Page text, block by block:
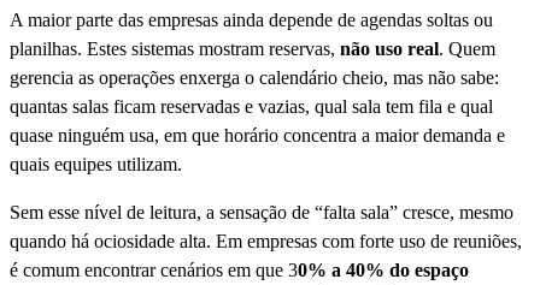
A maior parte das empresas ainda depende de agendas soltas ou
planilhas. Estes sistemas mostram reservas, não uso real. Quem
gerencia as operações enxerga o calendário cheio, mas não sabe:
quantas salas ficam reservadas e vazias, qual sala tem fila e qual
quase ninguém usa, em que horário concentra a maior demanda e
quais equipes utilizam.
Sem esse nível de leitura, a sensação de “falta sala” cresce, mesmo
quando há ociosidade alta. Em empresas com forte uso de reuniões,
é comum encontrar cenários em que 30% a 40% do espaço